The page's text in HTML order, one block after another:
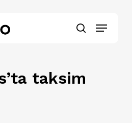
search
Menu
taksim